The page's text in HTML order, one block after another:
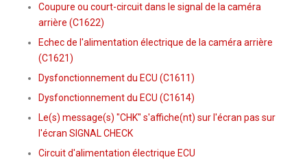
Coupure ou court-circuit dans le signal de la caméra
arrière (C1622)
Echec de l'alimentation électrique de la caméra arrière
(C1621)
Dysfonctionnement du ECU (C1611)
Dysfonctionnement du ECU (C1614)
Le(s) message(s) "CHK" s'affiche(nt) sur l'écran pas sur
l'écran SIGNAL CHECK
Circuit d'alimentation électrique ECU